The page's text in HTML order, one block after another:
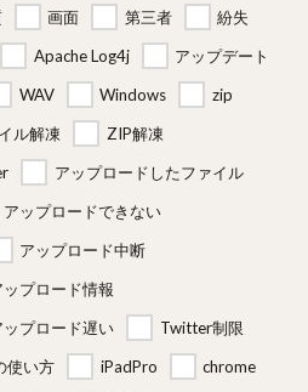
画面 第三者
紛失
Apache Log4j
アップデート
WAV Windows
zip
ル解凍
ZIP解凍
アップロードしたファイル
アップロードできない
アップロード中断
ップロード情報
ップロード遅い
Twitter制限
使い方 iPadPro
chrome